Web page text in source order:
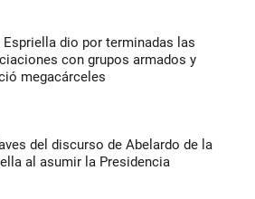
Espriella dio por terminadas las
con grupos armados y
megacárceles
del discurso de Abelardo de la
al asumir la Presidencia